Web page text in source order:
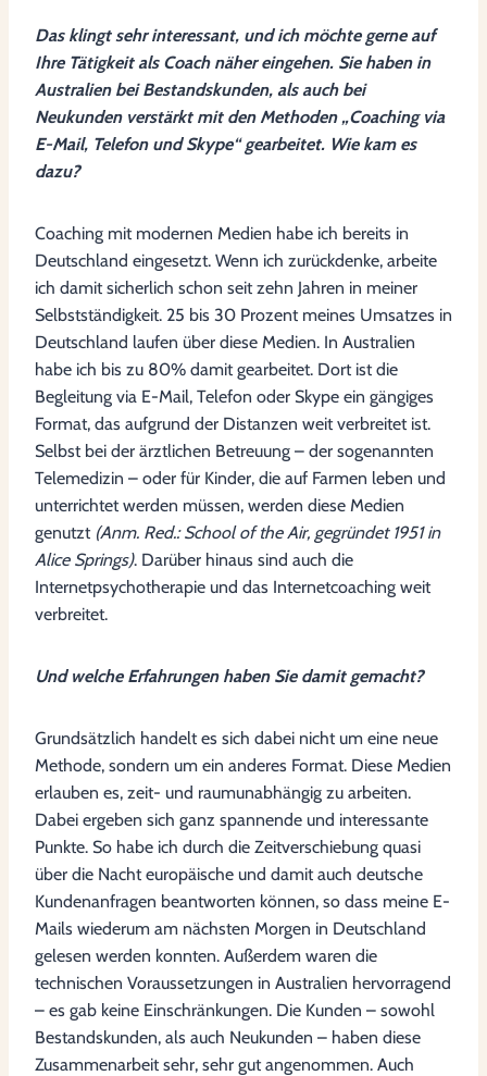
Das klingt sehr interessant, und ich möchte gerne auf
Ihre Tätigkeit als Coach näher eingehen. Sie haben in
Australien bei Bestandskunden, als auch bei
Neukunden verstärkt mit den Methoden „Coaching via
E-Mail, Telefon und Skype“ gearbeitet. Wie kam es
dazu?
Coaching mit modernen Medien habe ich bereits in
Deutschland eingesetzt. Wenn ich zurückdenke, arbeite
ich damit sicherlich schon seit zehn Jahren in meiner
Selbstständigkeit. 25 bis 30 Prozent meines Umsatzes in
Deutschland laufen über diese Medien. In Australien
habe ich bis zu 80% damit gearbeitet. Dort ist die
Begleitung via E-Mail, Telefon oder Skype ein gängiges
Format, das aufgrund der Distanzen weit verbreitet ist.
Selbst bei der ärztlichen Betreuung – der sogenannten
Telemedizin – oder für Kinder, die auf Farmen leben und
unterrichtet werden müssen, werden diese Medien
genutzt (Anm. Red.: School of the Air, gegründet 1951 in
Alice Springs). Darüber hinaus sind auch die
Internetpsychotherapie und das Internetcoaching weit
verbreitet.
Und welche Erfahrungen haben Sie damit gemacht?
Grundsätzlich handelt es sich dabei nicht um eine neue
Methode, sondern um ein anderes Format. Diese Medien
erlauben es, zeit- und raumunabhängig zu arbeiten.
Dabei ergeben sich ganz spannende und interessante
Punkte. So habe ich durch die Zeitverschiebung quasi
über die Nacht europäische und damit auch deutsche
Kundenanfragen beantworten können, so dass meine E-
Mails wiederum am nächsten Morgen in Deutschland
gelesen werden konnten. Außerdem waren die
technischen Voraussetzungen in Australien hervorragend
– es gab keine Einschränkungen. Die Kunden – sowohl
Bestandskunden, als auch Neukunden – haben diese
Zusammenarbeit sehr, sehr gut angenommen. Auch